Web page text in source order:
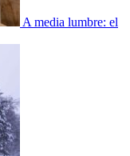
A media lumbre: el